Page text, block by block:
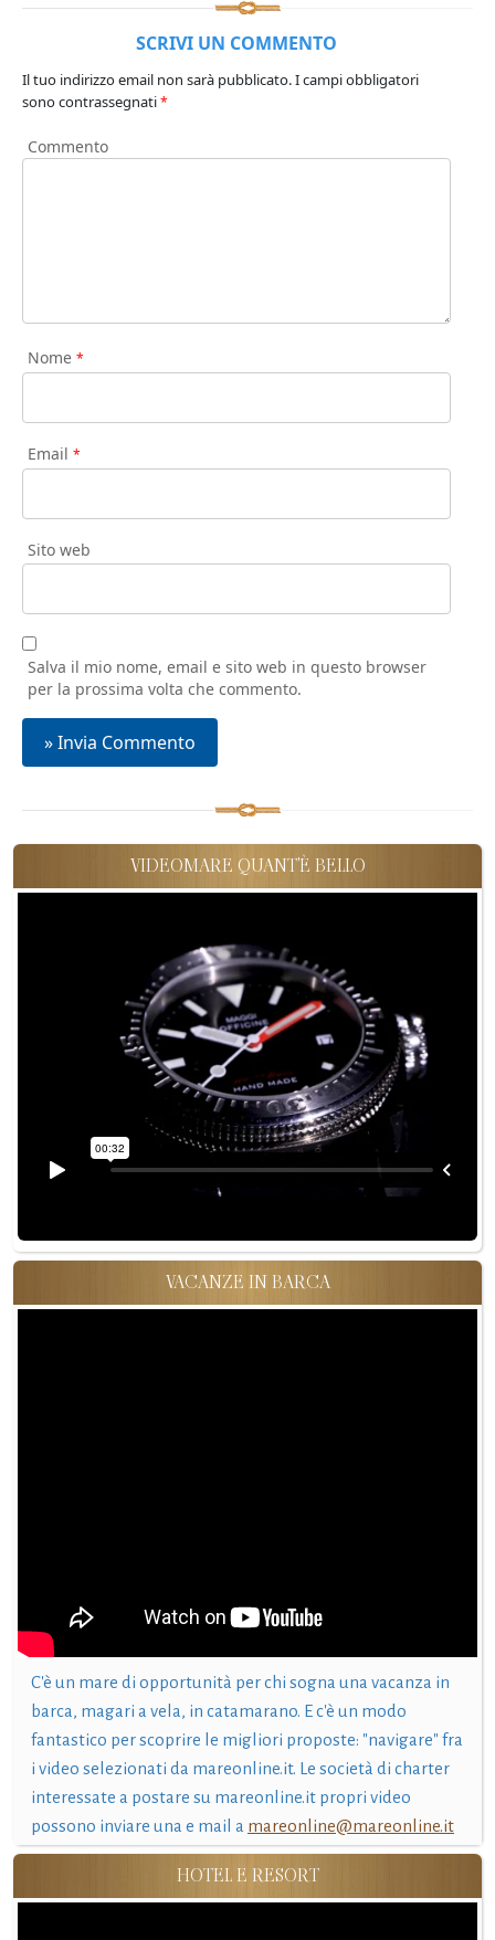
SCRIVI UN COMMENTO
Il tuo indirizzo email non sarà pubblicato.I campi obbligatori
sono contrassegnati*
Commento
Nome *
Email *
Sito web
Salva il mio nome, email e sito web in questo browser
per la prossima volta che commento.
VIDEOMARE QUANT'È BELLO
VACANZE IN BARCA
C'è un mare di opportunità per chi sogna una vacanza in
barca, magari a vela, in catamarano. E c'è un modo
fantastico per scoprire le migliori proposte: "navigare" fra
i video selezionati da mareonline.it. Le società di charter
interessate a postare su mareonline.it propri video
possono inviare una e mail a mareonline@mareonline.it
HOTEL E RESORT